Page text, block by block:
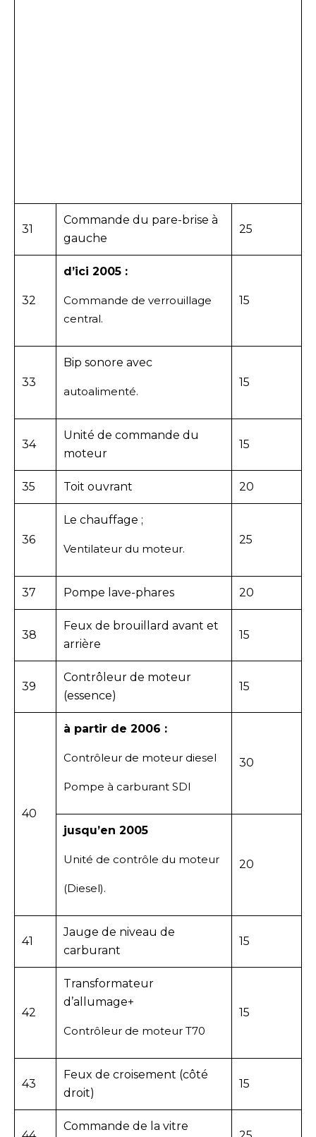
31
Commande du pare-brise à
gauche
25
32
d’ici 2005 :
Commande de verrouillage
central.
15
33
Bip sonore avec
autoalimenté.
15
34
Unité de commande du
moteur
15
35 Toit ouvrant 20
36
Le chauffage ;
Ventilateur du moteur.
25
37 Pompe lave-phares 20
38
Feux de brouillard avant et
arrière
15
39
Contrôleur de moteur
(essence)
15
40
à partir de 2006 :
Contrôleur de moteur diesel
Pompe à carburant SDI
30
jusqu’en 2005
Unité de contrôle du moteur
(Diesel).
20
41
Jauge de niveau de
carburant
15
42
Transformateur
d’allumage+
Contrôleur de moteur T70
15
43
Feux de croisement (côté
droit)
15
Commande de la vitre